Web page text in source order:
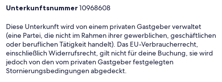
- Air conditioning for the 2nd bedroom
Bathroom:
- Walk-in rain shower :)
Unterkunftsnummer10968608
Diese Unterkunft wird von einem privaten Gastgeber verwaltet
(eine Partei, die nicht im Rahmen ihrer gewerblichen, geschäftlichen
oder beruflichen Tätigkeit handelt). Das EU-Verbraucherrecht,
einschließlich Widerrufsrecht, gilt nicht für deine Buchung, sie wird
jedoch von den vom privaten Gastgeber festgelegten
Stornierungsbedingungen abgedeckt.